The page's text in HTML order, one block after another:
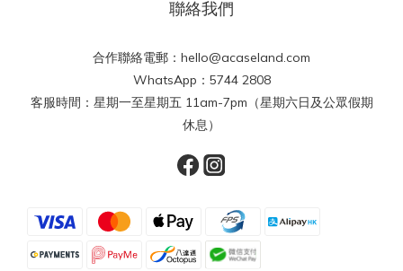
聯絡我們
合作聯絡電郵：hello@acaseland.com
WhatsApp：5744 2808
客服時間：星期一至星期五 11am-7pm（星期六日及公眾假期
休息）